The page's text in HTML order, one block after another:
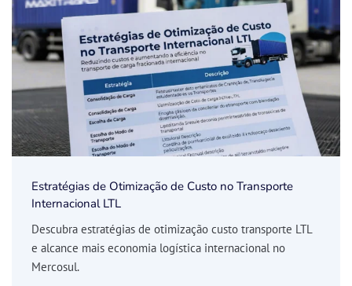
Estratégias de Otimização de Custo no Transporte
Internacional LTL
Descubra estratégias de otimização custo transporte LTL
e alcance mais economia logística internacional no
Mercosul.